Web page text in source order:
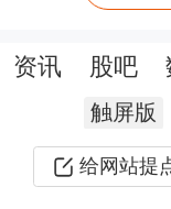
资讯 股吧
触屏版
给网站提